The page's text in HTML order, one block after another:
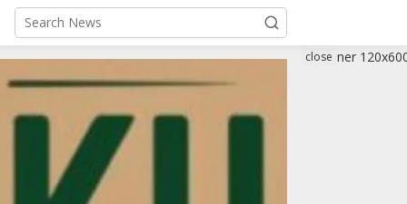
close